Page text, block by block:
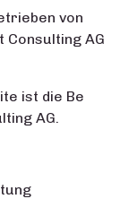
von
Consulting AG
ist die Be
AG.